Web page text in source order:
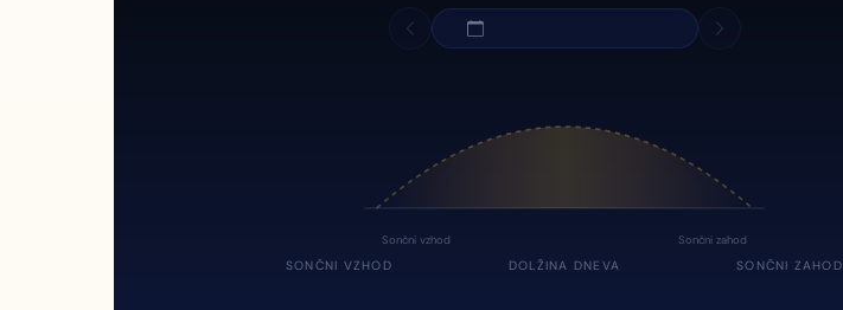
Sončni vzhod Sončni zahod
SONČNI VZHOD DOLŽINA DNEVA SONČNI ZAHOD